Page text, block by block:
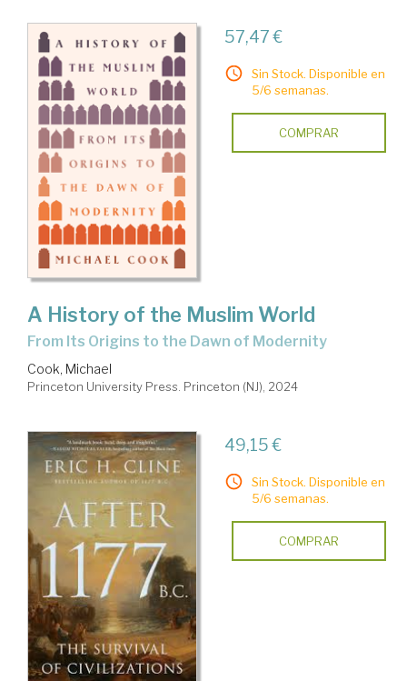
57,47 €
Sin Stock. Disponible en
5/6 semanas.
COMPRAR
A History of the Muslim World
From Its Origins to the Dawn of Modernity
Cook, Michael
Princeton University Press. Princeton (NJ), 2024
49,15 €
Sin Stock. Disponible en
5/6 semanas.
COMPRAR